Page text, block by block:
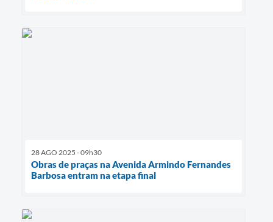
28 AGO 2025 - 09h30
Obras de praças na Avenida Armindo Fernandes
Barbosa entram na etapa final